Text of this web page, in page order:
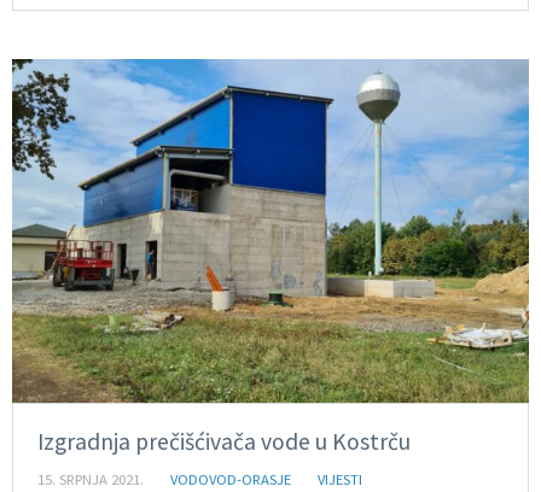
Izgradnja prečišćivača vode u Kostrču
15. SRPNJA 2021. VODOVOD-ORASJE VIJESTI